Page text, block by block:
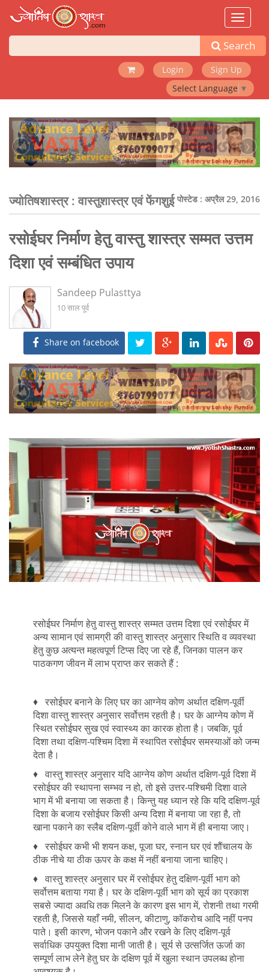
Toggle
Search
Login
Sign Up
Select Language ▼
‹ ›
ज्योतिषशास्त्र :वास्तुशास्त्र एवं फेंगशुई पोस्टेड : अप्रैल 29, 2016
रसोईघर निर्माण हेतु वास्तु शास्त्र सम्मत उत्तम
दिशा एवं सम्बंधित उपाय
Sandeep Pulasttya
10 साल पूर्व
Share on facebook
‹ ›
रसोईघर निर्माण हेतु वास्तु शास्त्र सम्मत उत्तम दिशा एवं रसोईघर में
अन्य सामान एवं सामग्री की वास्तु शास्त्र अनुसार स्थिति व व्यवस्था
हेतु कुछ अत्यन्त महत्वपूर्ण टिप्स दिए जा रहे हैं, जिनका पालन कर
पाठकगण जीवन में लाभ प्राप्त कर सकते हैं :
♦ रसोईघर बनाने के लिए घर का आग्नेय कोण अर्थात दक्षिण-पूर्वी
दिशा वास्तु शास्त्र अनुसार सर्वोत्तम रहती है। घर के आग्नेय कोण में
स्थित रसोईघर सुख एवं स्वास्थ्य का कारक होता है। जबकि, पूर्व
दिशा तथा दक्षिण-पश्चिम दिशा में स्थापित रसोईघर समस्याओं को जन्म
देता है।
♦ वास्तु शास्त्र अनुसार यदि आग्नेय कोण अर्थात दक्षिण-पूर्व दिशा में
रसोईघर की स्थापना सम्भव न हो, तो इसे उत्तर-पश्चिमी दिशा वाले
भाग में भी बनाया जा सकता है। किन्तु यह ध्यान रहे कि यदि दक्षिण-पूर्व
दिशा के बजाय रसोईघर किसी अन्य दिशा में बनाया जा रहा है, तो
खाना पकाने का स्लैब दक्षिण-पूर्वी कोने वाले भाग में ही बनाया जाए।
♦ रसोईघर कभी भी शयन कक्ष, पूजा घर, स्नान घर एवं शौंचालय के
ठीक नीचे या ठीक ऊपर के कक्ष में नहीं बनाया जाना चाहिए।
♦ वास्तु शास्त्र अनुसार घर में रसोईघर हेतु दक्षिण-पूर्वी भाग को
सर्वोत्तम बताया गया है। घर के दक्षिण-पूर्वी भाग को सूर्य का प्रकाश
सबसे ज्यादा अवधि तक मिलने के कारण इस भाग में, रोशनी तथा गरमी
रहती है, जिससे यहाँ नमी, सीलन, कीटाणु, कॉकरोच आदि नहीं पनप
पाते। इसी कारण, भोजन पकाने और रखने के लिए दक्षिण-पूर्व
सर्वाधिक उपयुक्त दिशा मानी जाती है। सूर्य से उत्सर्जित ऊर्जा का
सम्पूर्ण लाभ लेने हेतु घर के दक्षिण पूर्व में खुला स्थान उपलब्ध होना